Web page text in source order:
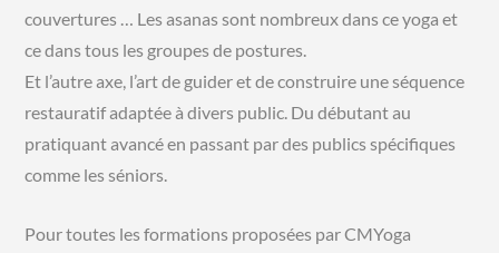
couvertures … Les asanas sont nombreux dans ce yoga et
ce dans tous les groupes de postures.
Et l’autre axe, l’art de guider et de construire une séquence
restauratif adaptée à divers public. Du débutant au
pratiquant avancé en passant par des publics spécifiques
comme les séniors.
Pour toutes les formations proposées par CMYoga